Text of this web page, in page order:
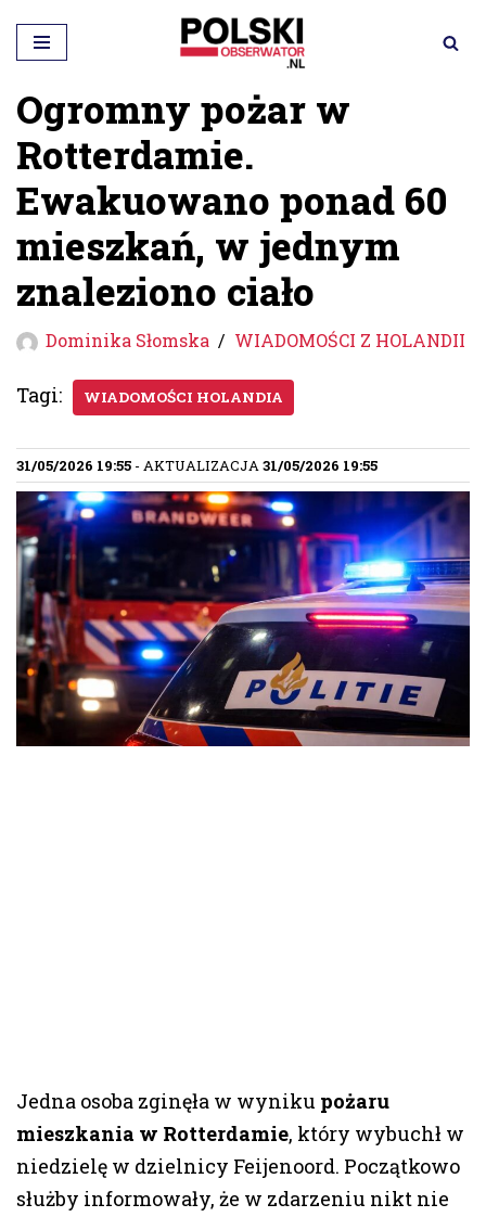
Przejdź
do
treści
Ogromny pożar w
Rotterdamie.
Ewakuowano ponad 60
mieszkań, w jednym
znaleziono ciało
Dominika Słomska WIADOMOŚCI Z HOLANDII
Tagi: WIADOMOŚCI HOLANDIA
31/05/2026 19:55 - AKTUALIZACJA31/05/2026 19:55
Jedna osoba zginęła w wyniku pożaru
mieszkania w Rotterdamie, który wybuchł w
niedzielę w dzielnicy Feijenoord. Początkowo
służby informowały, że w zdarzeniu nikt nie